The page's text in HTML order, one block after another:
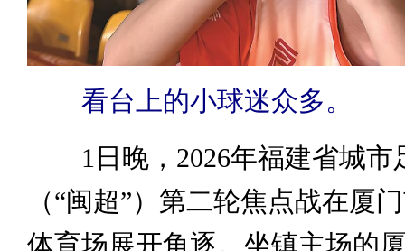
看台上的小球迷众多。
1日晚，2026年福建省城市
（“闽超”）第二轮焦点战在厦
体育场展开角逐。坐镇主场的